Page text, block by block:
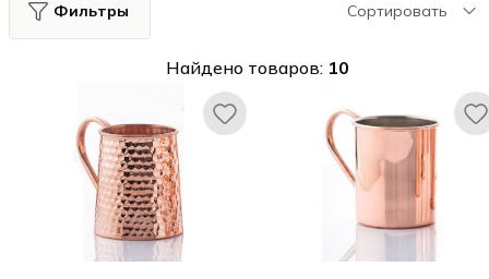
Фильтры Сортировать
Найдено товаров: 10